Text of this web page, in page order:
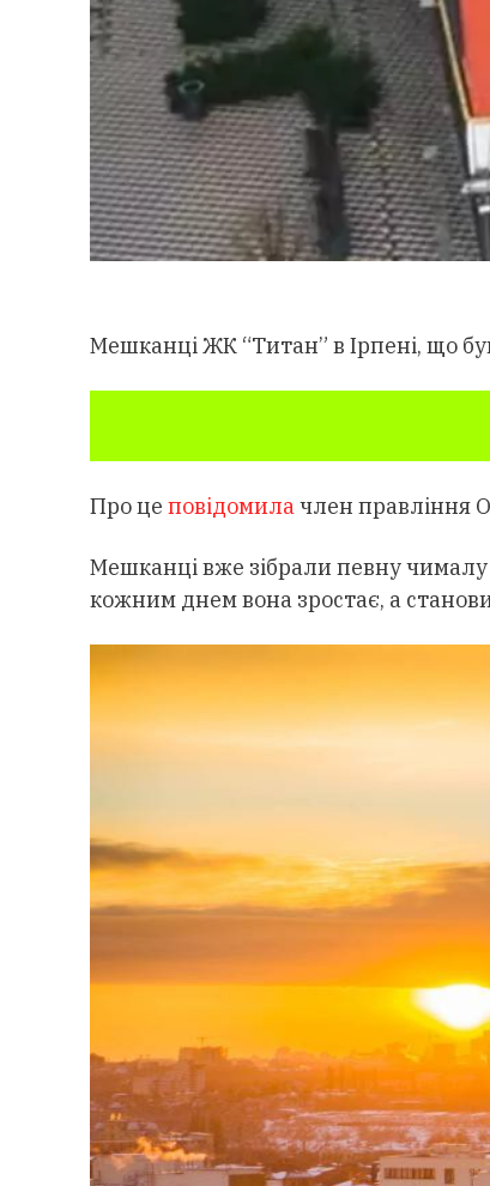
Мешканці ЖК “Титан” в Ірпені, що
Про це повідомилачлен правління
Мешканці вже зібрали певну чималу
кожним днем вона зростає, а